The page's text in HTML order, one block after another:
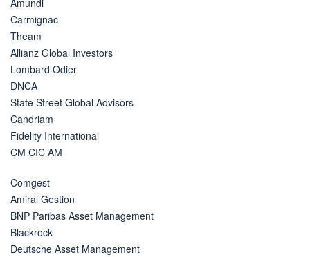
Amundi
Carmignac
Theam
Allianz Global Investors
Lombard Odier
DNCA
State Street Global Advisors
Candriam
Fidelity International
CM CIC AM
Comgest
Amiral Gestion
BNP Paribas Asset Management
Blackrock
Deutsche Asset Management